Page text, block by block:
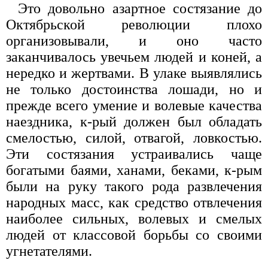
Это довольно азартное состязание до
Октябрьской революции плохо
организовывали, и оно часто
заканчивалось увечьем людей и коней, а
нередко и жертвами. В улаке выявлялись
не только достоинства лошади, но и
прежде всего умение и волевые качества
наездника, к-рый должен был обладать
смелостью, силой, отвагой, ловкостью.
Эти состязания устраивались чаще
богатыми баями, ханами, беками, к-рым
были на руку такого рода развлечения
народных масс, как средство отвлечения
наиболее сильных, волевых и смелых
людей от классовой борьбы со своими
угнетателями.